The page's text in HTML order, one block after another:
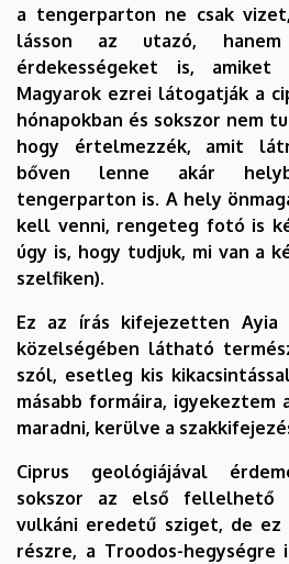
a tengerparton ne csak
lásson az utazó,
érdekességeket is,
Magyarok ezrei látogatják a
hónapokban és sokszor nem
hogy értelmezzék, amit
bőven lenne akár
tengerparton is. A hely
kell venni, rengeteg fotó is
úgy is, hogy tudjuk, mi van a
szelfiken).
Ez az írás kifejezetten Ayia
közelségében látható
szól, esetleg kis
másabb formáira,
maradni, kerülve a
Ciprus geológiájával
sokszor az első fellelhető
vulkáni eredetű sziget, de ez
részre, a Troodos-